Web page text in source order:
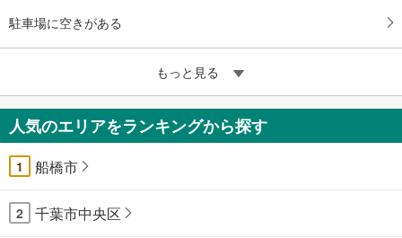
駐車場に空きがある
もっと見る
人気のエリアをランキングから探す
1 船橋市
2 千葉市中央区